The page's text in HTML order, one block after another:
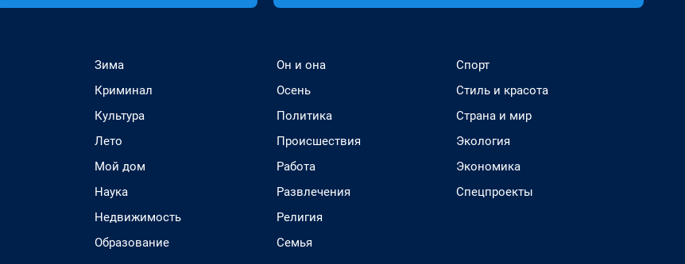
Зима
Криминал
Культура
Лето
Мой дом
Наука
Недвижимость
Образование
Он и она
Осень
Политика
Происшествия
Работа
Развлечения
Религия
Семья
Спорт
Стиль и красота
Страна и мир
Экология
Экономика
Спецпроекты